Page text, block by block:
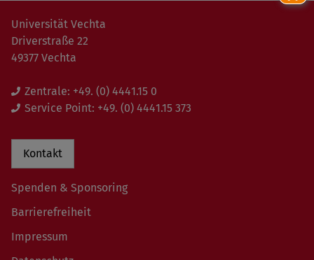
Universität Vechta
Driverstraße 22
49377 Vechta
Zentrale: +49. (0) 4441.15 0
Service Point: +49. (0) 4441.15 373
Kontakt
Spenden & Sponsoring
Barrierefreiheit
Impressum